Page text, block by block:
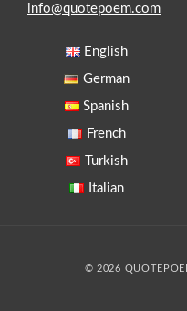
info@quotepoem.com
English
German
Spanish
French
Turkish
Italian
© 2026